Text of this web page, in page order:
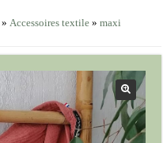
» Accessoires textile » maxi